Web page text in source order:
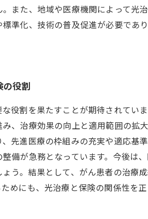
また、地域や医療機関によって光
準化、技術の普及促進が必要であ
の役割
役割を果たすことが期待されてい
、治療効果の向上と適用範囲の拡
先進医療の枠組みの充実や適応基
備が急務となっています。今後は
う。結果として、がん患者の治療
めにも、光治療と保険の関係性を